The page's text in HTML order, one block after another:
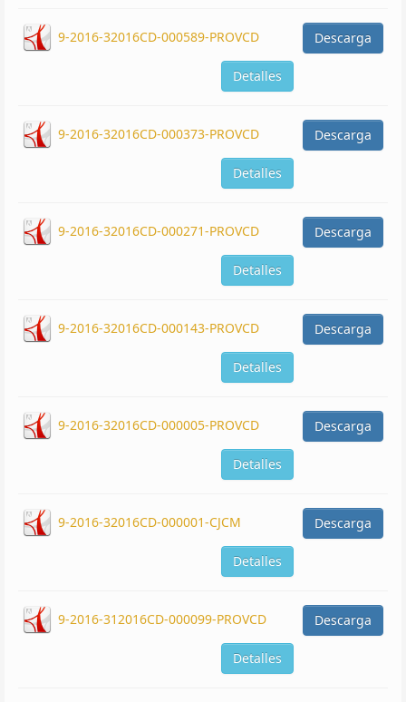
9-2016-32016CD-000589-PROVCD Descarga
Detalles
9-2016-32016CD-000373-PROVCD Descarga
Detalles
9-2016-32016CD-000271-PROVCD Descarga
Detalles
9-2016-32016CD-000143-PROVCD Descarga
Detalles
9-2016-32016CD-000005-PROVCD Descarga
Detalles
9-2016-32016CD-000001-CJCM Descarga
Detalles
9-2016-312016CD-000099-PROVCD Descarga
Detalles